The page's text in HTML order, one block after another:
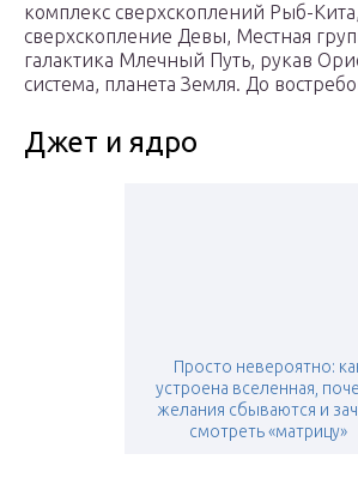
комплекс сверхскоплений Рыб-
сверхскопление Девы, Местная
галактика Млечный Путь, рукав
система, планета Земля. До
Джет и ядро
Просто невероятно:
устроена вселенная,
желания сбываются и
смотреть «матрицу»